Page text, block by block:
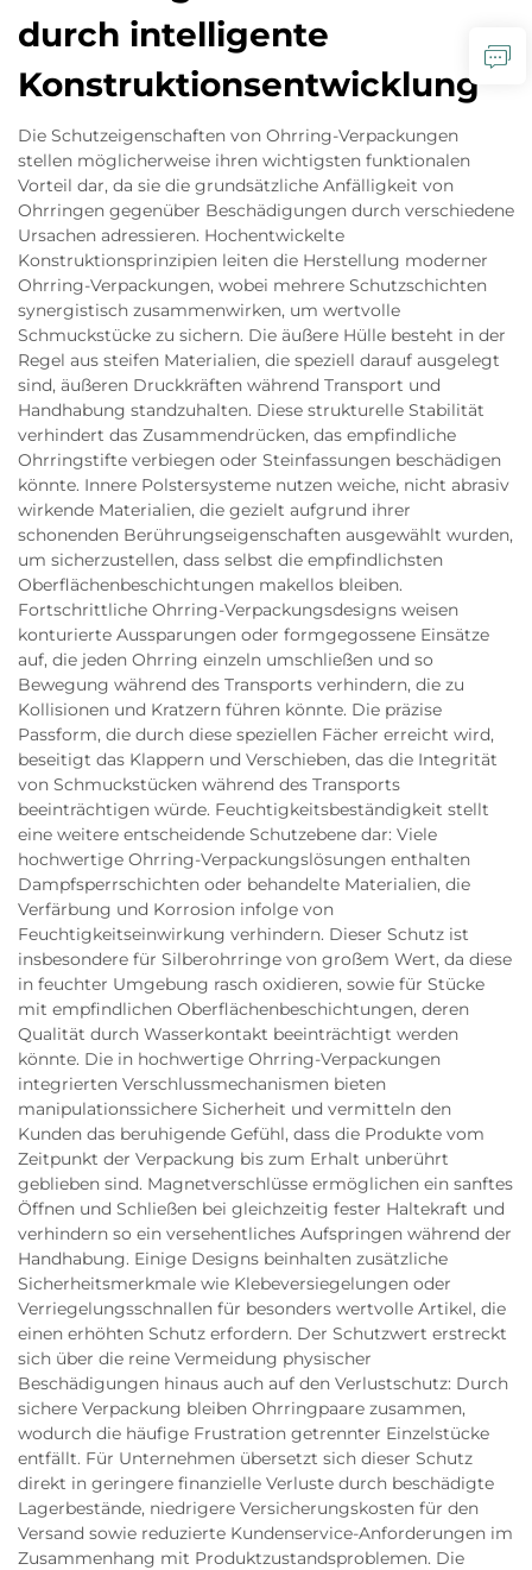
durch intelligente
Konstruktionsentwicklung
Die Schutzeigenschaften von Ohrring-Verpackungen
stellen möglicherweise ihren wichtigsten funktionalen
Vorteil dar, da sie die grundsätzliche Anfälligkeit von
Ohrringen gegenüber Beschädigungen durch verschiedene
Ursachen adressieren. Hochentwickelte
Konstruktionsprinzipien leiten die Herstellung moderner
Ohrring-Verpackungen, wobei mehrere Schutzschichten
synergistisch zusammenwirken, um wertvolle
Schmuckstücke zu sichern. Die äußere Hülle besteht in der
Regel aus steifen Materialien, die speziell darauf ausgelegt
sind, äußeren Druckkräften während Transport und
Handhabung standzuhalten. Diese strukturelle Stabilität
verhindert das Zusammendrücken, das empfindliche
Ohrringstifte verbiegen oder Steinfassungen beschädigen
könnte. Innere Polstersysteme nutzen weiche, nicht abrasiv
wirkende Materialien, die gezielt aufgrund ihrer
schonenden Berührungseigenschaften ausgewählt wurden,
um sicherzustellen, dass selbst die empfindlichsten
Oberflächenbeschichtungen makellos bleiben.
Fortschrittliche Ohrring-Verpackungsdesigns weisen
konturierte Aussparungen oder formgegossene Einsätze
auf, die jeden Ohrring einzeln umschließen und so
Bewegung während des Transports verhindern, die zu
Kollisionen und Kratzern führen könnte. Die präzise
Passform, die durch diese speziellen Fächer erreicht wird,
beseitigt das Klappern und Verschieben, das die Integrität
von Schmuckstücken während des Transports
beeinträchtigen würde. Feuchtigkeitsbeständigkeit stellt
eine weitere entscheidende Schutzebene dar: Viele
hochwertige Ohrring-Verpackungslösungen enthalten
Dampfsperrschichten oder behandelte Materialien, die
Verfärbung und Korrosion infolge von
Feuchtigkeitseinwirkung verhindern. Dieser Schutz ist
insbesondere für Silberohrringe von großem Wert, da diese
in feuchter Umgebung rasch oxidieren, sowie für Stücke
mit empfindlichen Oberflächenbeschichtungen, deren
Qualität durch Wasserkontakt beeinträchtigt werden
könnte. Die in hochwertige Ohrring-Verpackungen
integrierten Verschlussmechanismen bieten
manipulationssichere Sicherheit und vermitteln den
Kunden das beruhigende Gefühl, dass die Produkte vom
Zeitpunkt der Verpackung bis zum Erhalt unberührt
geblieben sind. Magnetverschlüsse ermöglichen ein sanftes
Öffnen und Schließen bei gleichzeitig fester Haltekraft und
verhindern so ein versehentliches Aufspringen während der
Handhabung. Einige Designs beinhalten zusätzliche
Sicherheitsmerkmale wie Klebeversiegelungen oder
Verriegelungsschnallen für besonders wertvolle Artikel, die
einen erhöhten Schutz erfordern. Der Schutzwert erstreckt
sich über die reine Vermeidung physischer
Beschädigungen hinaus auch auf den Verlustschutz: Durch
sichere Verpackung bleiben Ohrringpaare zusammen,
wodurch die häufige Frustration getrennter Einzelstücke
entfällt. Für Unternehmen übersetzt sich dieser Schutz
direkt in geringere finanzielle Verluste durch beschädigte
Lagerbestände, niedrigere Versicherungskosten für den
Versand sowie reduzierte Kundenservice-Anforderungen im
Zusammenhang mit Produktzustandsproblemen. Die